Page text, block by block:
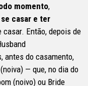
momento,
casar e ter
casar. Então, depois de
antes do casamento,
— que, no dia do
(noivo) ou Bride